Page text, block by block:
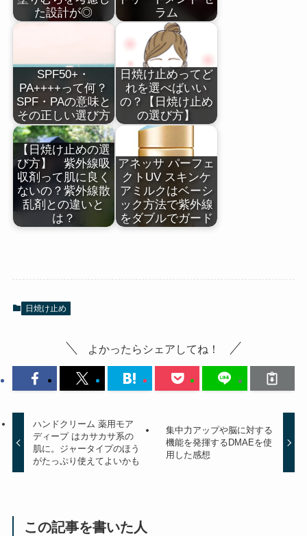
た設計が◎
ラム
SPF50+・
PA++++って何？
SPF・PAの意味と
その正しい選び方
日焼け止めってど
れを選べばいい
の？【日焼け止め
の選び方】
【日焼け止めの選
び方】 紫外線吸
収剤って肌に良く
ないの？紫外線散
乱剤との違いと
は？
アネッサ パーフェ
クトUV スキンケ
アミルクはベーシ
ック方法で紫外線
をダブルでガード
日焼け止め
よかったらシェアしてね！
ハンドクリーム 薬用モア
ディープ はカサカサ系の
肌に。ジャータイプのほう
がたっぷり使えてよいかも
集中力アップや脳に対する
機能を発揮するDMAEを使
用した感想
この記事を書いた人